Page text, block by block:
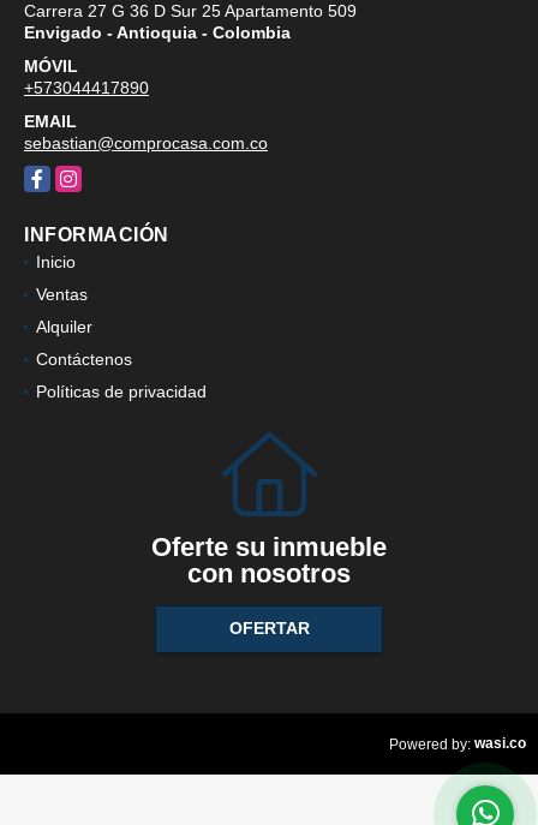
Carrera 27 G 36 D Sur 25 Apartamento 509
Envigado - Antioquia - Colombia
MÓVIL
+573044417890
EMAIL
sebastian@comprocasa.com.co
FacebookInstagram
INFORMACIÓN
Inicio
Ventas
Alquiler
Contáctenos
Políticas de privacidad
Oferte su inmueble
con nosotros
OFERTAR
Powered by: wasi.co